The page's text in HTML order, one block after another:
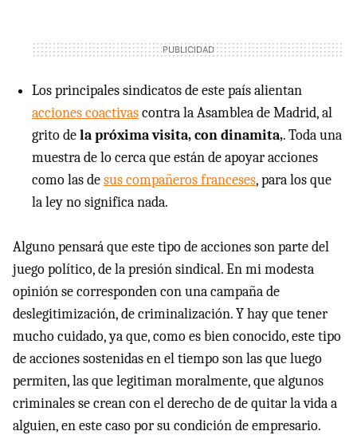
Los principales sindicatos de este país alientan
acciones coactivascontra la Asamblea de Madrid, al
grito dela próxima visita, con dinamita,. Toda una
muestra de lo cerca que están de apoyar acciones
como las desus compañeros franceses, para los que
la ley no significa nada.
Alguno pensará que este tipo de acciones son parte del
juego político, de la presión sindical. En mi modesta
opinión se corresponden con una campaña de
deslegitimización, de criminalización. Y hay que tener
mucho cuidado, ya que, como es bien conocido, este tipo
de acciones sostenidas en el tiempo son las que luego
permiten, las que legitiman moralmente, que algunos
criminales se crean con el derecho de de quitar la vida a
alguien, en este caso por su condición de empresario.